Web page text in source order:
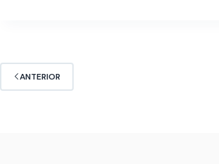
ANTERIOR